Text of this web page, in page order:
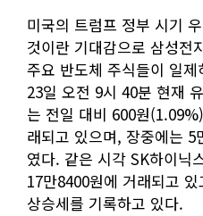
미국의 트럼프 정부 시기
것이란 기대감으로 삼성전
주요 반도체 주식들이 일
23일 오전 9시 40분 현재
는 전일 대비 600원
래되고 있으며, 장중에는
였다. 같은 시각 SK하이닉
17만8400원에 거래되고
상승세를 기록하고 있다.